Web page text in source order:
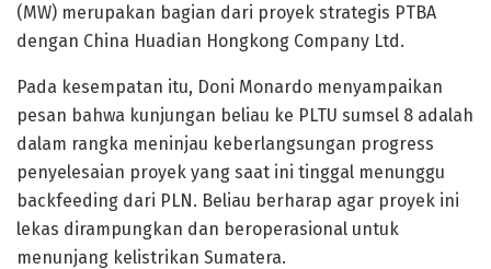
(MW) merupakan bagian dari proyek strategis PTBA
dengan China Huadian Hongkong Company Ltd.
Pada kesempatan itu, Doni Monardo menyampaikan
pesan bahwa kunjungan beliau ke PLTU sumsel 8 adalah
dalam rangka meninjau keberlangsungan progress
penyelesaian proyek yang saat ini tinggal menunggu
backfeeding dari PLN. Beliau berharap agar proyek ini
lekas dirampungkan dan beroperasional untuk
menunjang kelistrikan Sumatera.